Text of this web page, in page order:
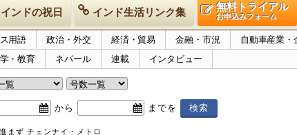
インドの祝日 インド生活リンク集 無料トライアル
お申込みフォーム
用語 政治・外交 経済・貿易 金融・市況
自動車産業・
・教育 ネパール 連載 インタビュー
から までを
まず チェンナイ・メトロ